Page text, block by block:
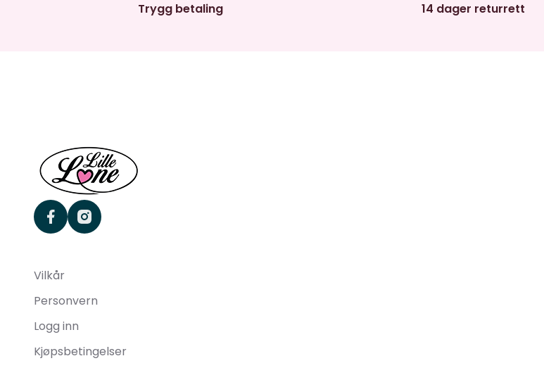
Trygg betaling 14 dager returrett
facebookinstagram
Vilkår
Personvern
Logg inn
Kjøpsbetingelser